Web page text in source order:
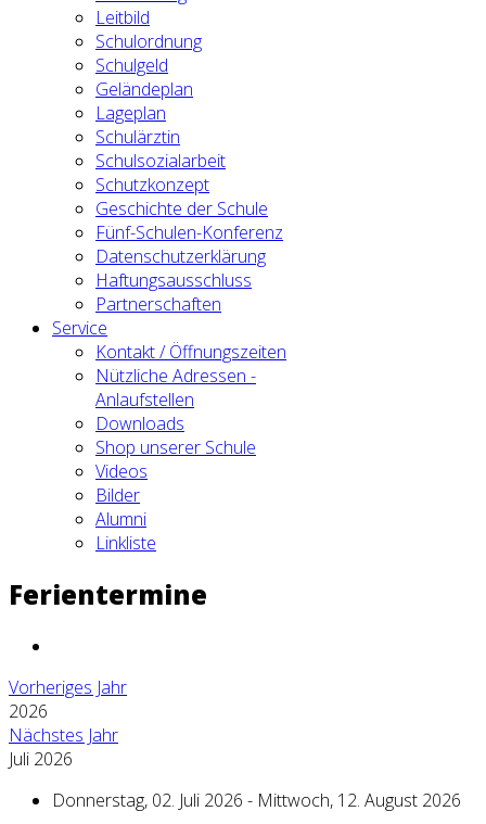
Leitbild
Schulordnung
Schulgeld
Geländeplan
Lageplan
Schulärztin
Schulsozialarbeit
Schutzkonzept
Geschichte der Schule
Fünf-Schulen-Konferenz
Datenschutzerklärung
Haftungsausschluss
Partnerschaften
Service
Kontakt / Öffnungszeiten
Nützliche Adressen -
Anlaufstellen
Downloads
Shop unserer Schule
Videos
Bilder
Alumni
Linkliste
Ferientermine
Vorheriges Jahr
2026
Nächstes Jahr
Juli 2026
Donnerstag, 02. Juli 2026 - Mittwoch, 12. August 2026